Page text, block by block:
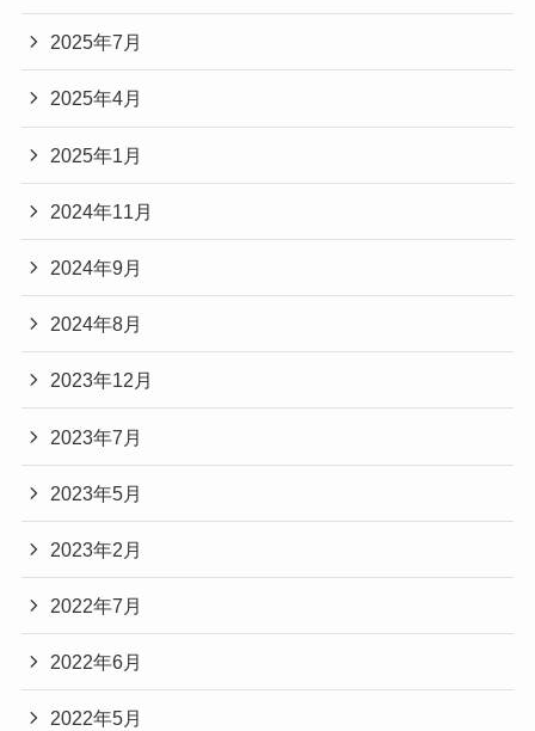
2025年7月
2025年4月
2025年1月
2024年11月
2024年9月
2024年8月
2023年12月
2023年7月
2023年5月
2023年2月
2022年7月
2022年6月
2022年5月